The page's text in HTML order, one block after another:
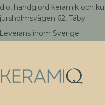
handgjord keramik och
62, Täby
Leverans inom Sverige